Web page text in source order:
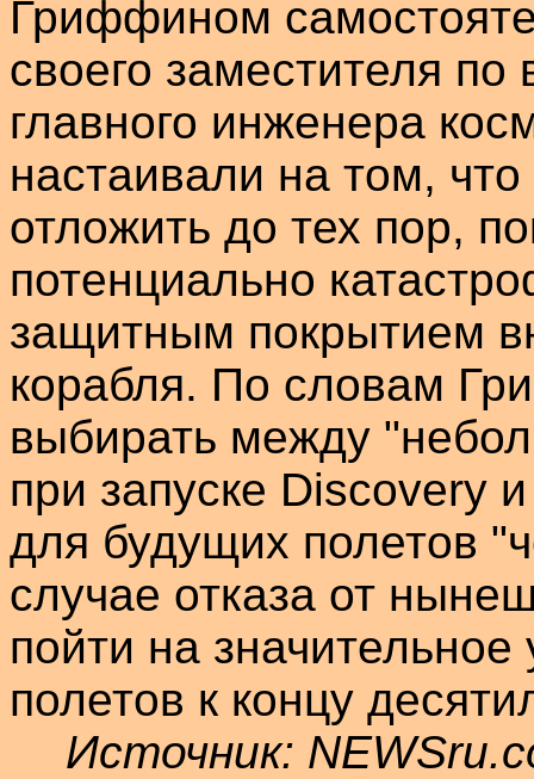
Гриффином
своего заместителя
главного инженера
настаивали на том,
отложить до тех пор,
потенциально
защитным покрытием
корабля. По словам
выбирать между
при запуске Discovery
для будущих полетов
случае отказа от
пойти на
полетов к концу
Источник: